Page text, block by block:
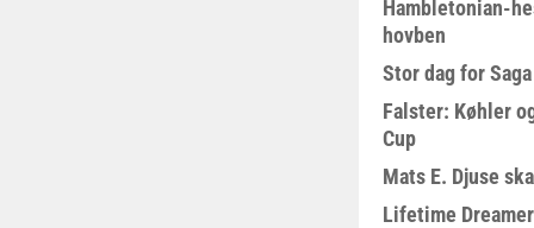
Hambletonian-
hovben
Stor dag for
Falster: Køhler
Cup
Mats E. Djuse
Lifetime